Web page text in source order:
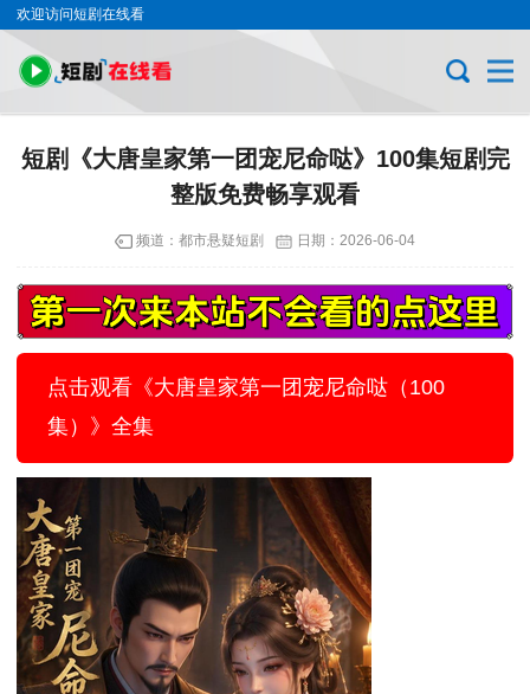
欢迎访问短剧在线看
短剧《大唐皇家第一团宠尼命哒》100集短剧完
整版免费畅享观看
频道： 都市悬疑短剧 日期： 2026-06-04
点击观看《大唐皇家第一团宠尼命哒（100
集）》全集